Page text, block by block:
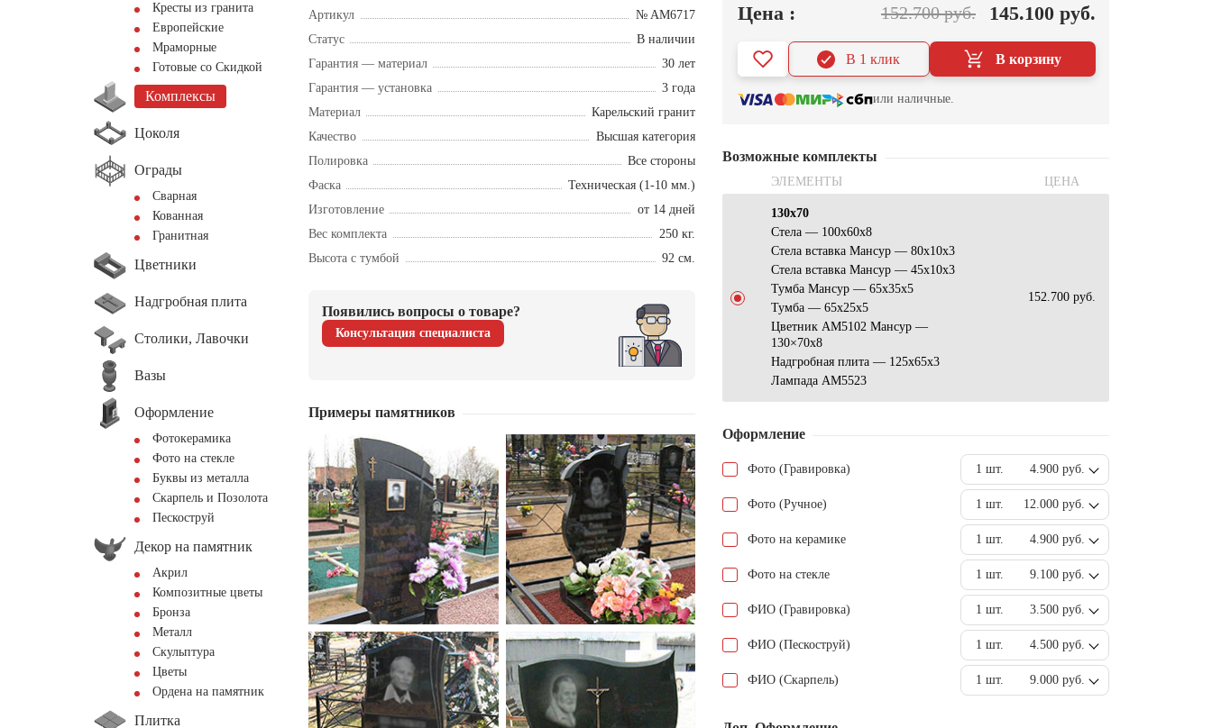
Кресты из гранита
Европейские
Мраморные
Готовые со Скидкой
Комплексы
Цоколя
Ограды
Сварная
Кованная
Гранитная
Цветники
Надгробная плита
Столики, Лавочки
Вазы
Оформление
Фотокерамика
Фото на стекле
Буквы из металла
Скарпель и Позолота
Пескоструй
Декор на памятник
Акрил
Композитные цветы
Бронза
Металл
Скульптура
Цветы
Ордена на памятник
Плитка
Артикул
№ AM6717
Статус
В наличии
Гарантия — материал
30 лет
Гарантия — установка
3 года
Материал
Карельский гранит
Качество
Высшая категория
Полировка
Все стороны
Фаска
Техническая (1-10 мм.)
Изготовление
от 14 дней
Вес комплекта
250 кг.
Высота с тумбой
92 см.
Появились вопросы о товаре?
Консультация специалиста
Примеры памятников
Цена : 152.700 руб. 145.100 руб.
В корзину
В 1 клик
или наличные.
Возможные комплекты
ЭЛЕМЕНТЫ ЦЕНА
130х70
Стела — 100x60x8
Стела вставка Мансур — 80x10x3
Стела вставка Мансур — 45x10x3
Тумба Мансур — 65x35x5
Тумба — 65x25x5
Цветник АМ5102 Мансур —
130×70х8
Надгробная плита — 125x65x3
Лампада AM5523
152.700 руб.
Оформление
Фото (Гравировка) 1 шт. 4.900 руб.
Фото (Ручное) 1 шт. 12.000 руб.
Фото на керамике 1 шт. 4.900 руб.
Фото на стекле 1 шт. 9.100 руб.
ФИО (Гравировка) 1 шт. 3.500 руб.
ФИО (Пескоструй) 1 шт. 4.500 руб.
ФИО (Скарпель) 1 шт. 9.000 руб.